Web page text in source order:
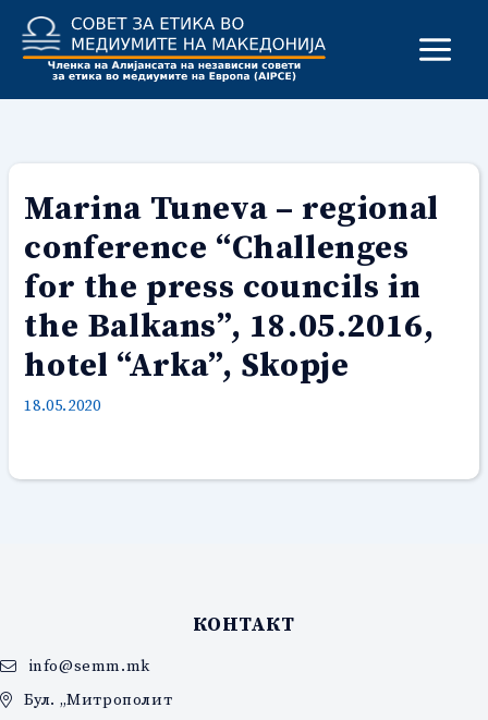
content
Marina Tuneva – regional
conference “Challenges
for the press councils in
the Balkans”, 18.05.2016,
hotel “Arka”, Skopje
18.05.2020
КОНТАКТ
info@semm.mk
Бул. „Митрополит